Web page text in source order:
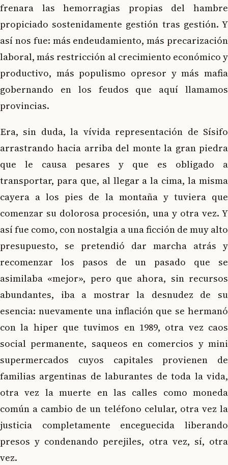
frenara las hemorragias propias del hambre
propiciado sostenidamente gestión tras gestión. Y
así nos fue: más endeudamiento, más precarización
laboral, más restricción al crecimiento económico y
productivo, más populismo opresor y más mafia
gobernando en los feudos que aquí llamamos
provincias.
Era, sin duda, la vívida representación de Sísifo
arrastrando hacia arriba del monte la gran piedra
que le causa pesares y que es obligado a
transportar, para que, al llegar a la cima, la misma
cayera a los pies de la montaña y tuviera que
comenzar su dolorosa procesión, una y otra vez. Y
así fue como, con nostalgia a una ficción de muy alto
presupuesto, se pretendió dar marcha atrás y
recomenzar los pasos de un pasado que se
asimilaba «mejor», pero que ahora, sin recursos
abundantes, iba a mostrar la desnudez de su
esencia: nuevamente una inflación que se hermanó
con la hiper que tuvimos en 1989, otra vez caos
social permanente, saqueos en comercios y mini
supermercados cuyos capitales provienen de
familias argentinas de laburantes de toda la vida,
otra vez la muerte en las calles como moneda
común a cambio de un teléfono celular, otra vez la
justicia completamente enceguecida liberando
presos y condenando perejiles, otra vez, sí, otra
vez.